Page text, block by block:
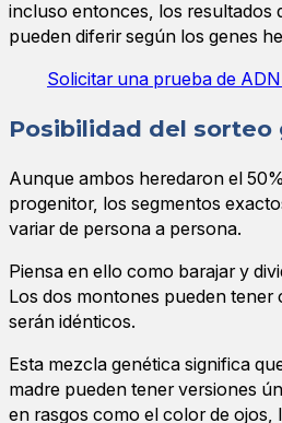
incluso entonces, los resultados
pueden diferir según los genes
Solicitar una prueba de
Posibilidad del sorteo
Aunque ambos heredaron el
progenitor, los segmentos
variar de persona a persona.
Piensa en ello como barajar y
Los dos montones pueden tener
serán idénticos.
Esta mezcla genética significa
madre pueden tener versiones
en rasgos como el color de ojos,